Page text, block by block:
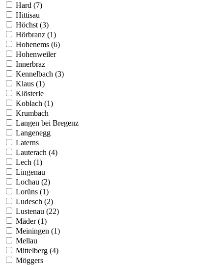
Hard (7)
Hittisau
Höchst (3)
Hörbranz (1)
Hohenems (6)
Hohenweiler
Innerbraz
Kennelbach (3)
Klaus (1)
Klösterle
Koblach (1)
Krumbach
Langen bei Bregenz
Langenegg
Laterns
Lauterach (4)
Lech (1)
Lingenau
Lochau (2)
Lorüns (1)
Ludesch (2)
Lustenau (22)
Mäder (1)
Meiningen (1)
Mellau
Mittelberg (4)
Möggers